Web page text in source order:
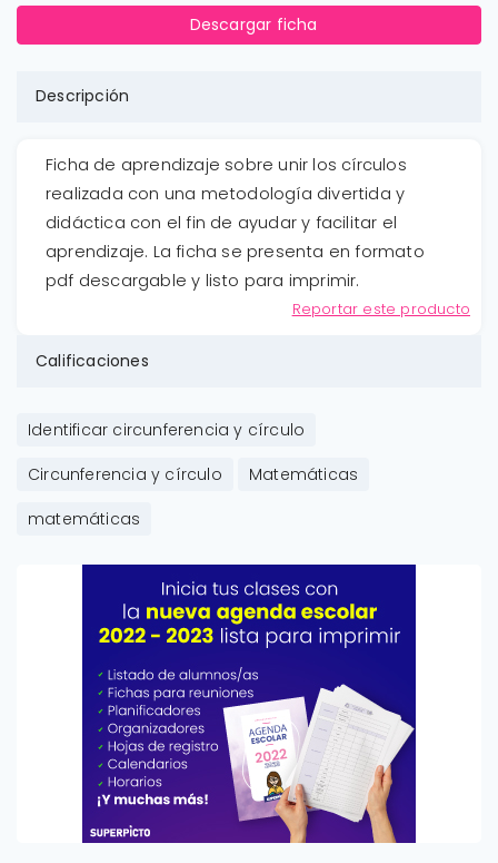
Descargar ficha
Descripción
Ficha de aprendizaje sobre unir los círculos
realizada con una metodología divertida y
didáctica con el fin de ayudar y facilitar el
aprendizaje. La ficha se presenta en formato
pdf descargable y listo para imprimir.
Reportar este producto
Calificaciones
Identificar circunferencia y círculo
Circunferencia y círculo
Matemáticas
matemáticas